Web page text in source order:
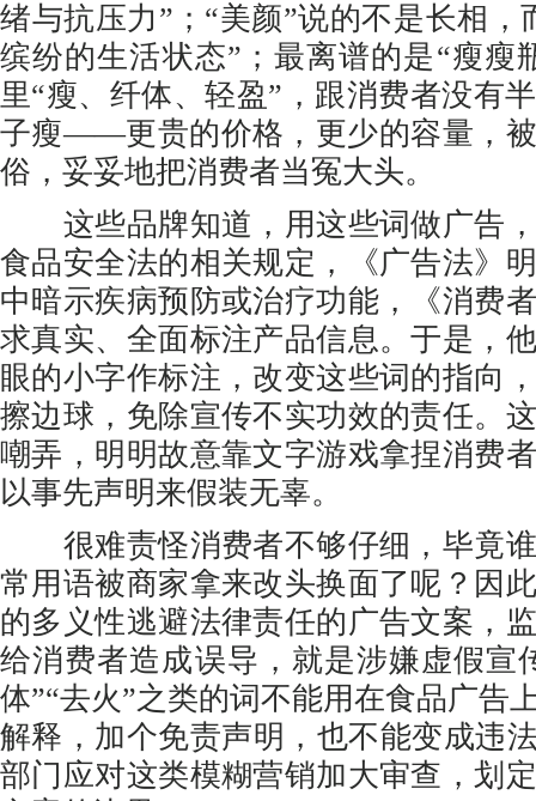
绪与抗压力”；“美颜”说的不是长相，
缤纷的生活状态”；最离谱的是“瘦瘦
里“瘦、纤体、轻盈”，跟消费者没有
子瘦——更贵的价格，更少的容量，
俗，妥妥地把消费者当冤大头。
这些品牌知道，用这些词做广告，
食品安全法的相关规定，《广告法》
中暗示疾病预防或治疗功能，《消费
求真实、全面标注产品信息。于是，
眼的小字作标注，改变这些词的指向
擦边球，免除宣传不实功效的责任。
嘲弄，明明故意靠文字游戏拿捏消费
以事先声明来假装无辜。
很难责怪消费者不够仔细，毕竟谁
常用语被商家拿来改头换面了呢？因
的多义性逃避法律责任的广告文案，
给消费者造成误导，就是涉嫌虚假宣
体”“去火”之类的词不能用在食品广告
解释，加个免责声明，也不能变成违
部门应对这类模糊营销加大审查，划